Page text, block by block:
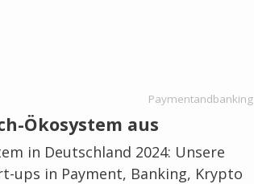
Paymentandbanking
Ökosystem aus
in Deutschland 2024: Unsere
ups in Payment, Banking, Krypto